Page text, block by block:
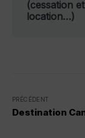
(cessation
location…)
PRÉCÉDENT
Destination